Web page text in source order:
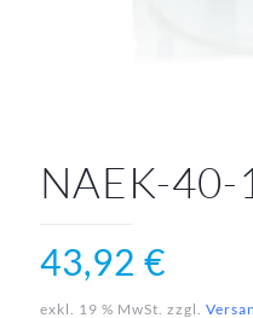
NAEK-40-
43,92 €
exkl. 19 % MwSt. zzgl.